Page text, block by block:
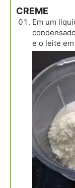
CREME
Em um
e o leite